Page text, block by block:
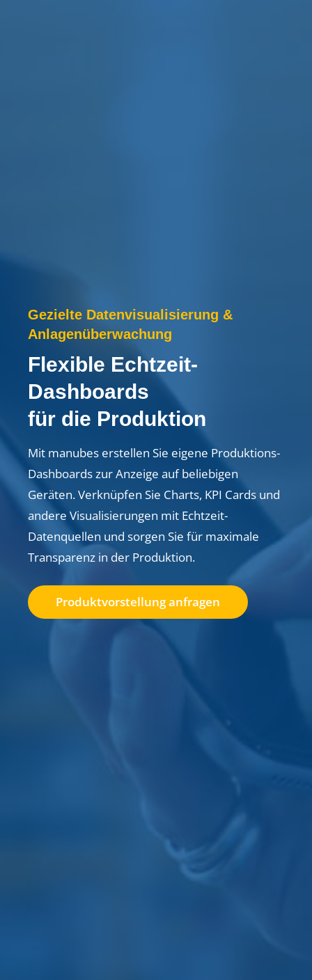
Gezielte Datenvisualisierung &
Anlagenüberwachung
Flexible Echtzeit-
Dashboards
für die Produktion
Mit manubes erstellen Sie eigene Produktions-
Dashboards zur Anzeige auf beliebigen
Geräten. Verknüpfen Sie Charts, KPI Cards und
andere Visualisierungen mit Echtzeit-
Datenquellen und sorgen Sie für maximale
Transparenz in der Produktion.
Produktvorstellung anfragen